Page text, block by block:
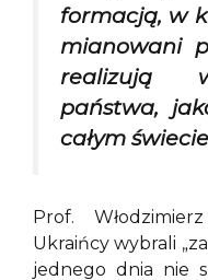
formacją, w
mianowani
realizują
państwa,
całym
Prof.
Ukraińcy wybrali
jednego dnia nie